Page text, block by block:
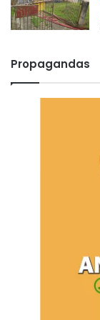
Propagandas